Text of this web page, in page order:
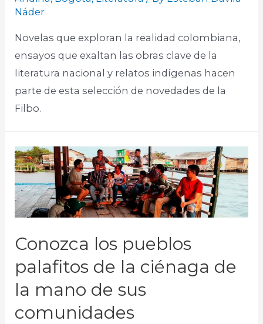
Náder
Novelas que exploran la realidad colombiana,
ensayos que exaltan las obras clave de la
literatura nacional y relatos indígenas hacen
parte de esta selección de novedades de la
Filbo. ​
Conozca los pueblos
palafitos de la ciénaga de
la mano de sus
comunidades